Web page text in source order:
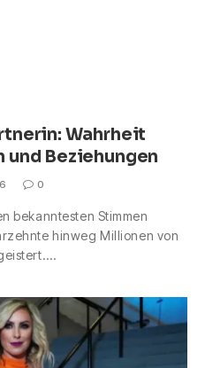
Wahrheit
und Beziehungen
0
bekanntesten Stimmen
hinweg Millionen von